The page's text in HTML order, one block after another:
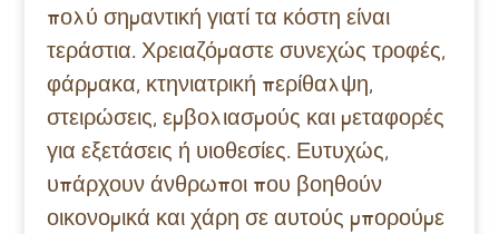
πολύ σημαντική γιατί τα κόστη είναι
τεράστια. Χρειαζόμαστε συνεχώς τροφές,
φάρμακα, κτηνιατρική περίθαλψη,
στειρώσεις, εμβολιασμούς και μεταφορές
για εξετάσεις ή υιοθεσίες. Ευτυχώς,
υπάρχουν άνθρωποι που βοηθούν
οικονομικά και χάρη σε αυτούς μπορούμε